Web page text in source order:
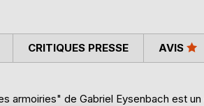
armoiries" de Gabriel Eysenbach est
CRITIQUES PRESSE AVIS